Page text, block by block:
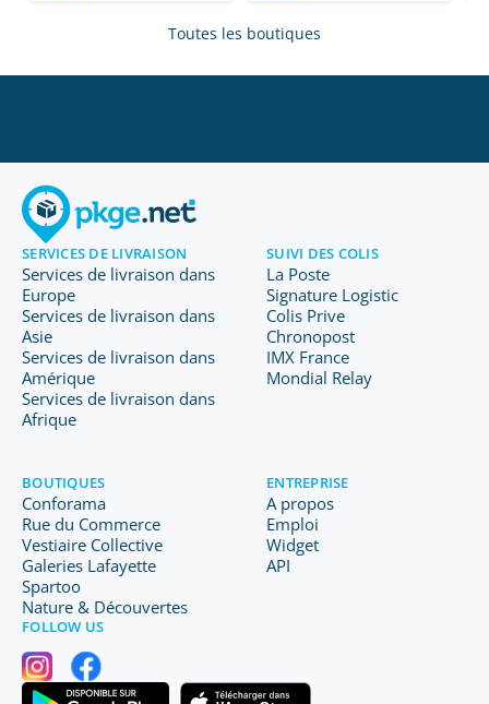
Toutes les boutiques
SERVICES DE LIVRAISON
Services de livraison dans
Europe
Services de livraison dans
Asie
Services de livraison dans
Amérique
Services de livraison dans
Afrique
SUIVI DES COLIS
La Poste
Signature Logistic
Colis Prive
Chronopost
IMX France
Mondial Relay
BOUTIQUES
Conforama
Rue du Commerce
Vestiaire Collective
Galeries Lafayette
Spartoo
Nature & Découvertes
ENTREPRISE
A propos
Emploi
Widget
API
FOLLOW US